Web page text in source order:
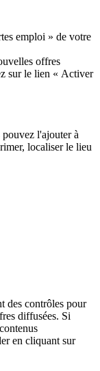
emploi » de votre
offres
sur le lien « Activer
l'ajouter à
localiser le lieu
des contrôles pour
diffusées. Si
en cliquant sur